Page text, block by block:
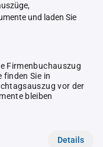
und laden Sie
Firmenbuchauszug
finden Sie in
vor der
bleiben
Details